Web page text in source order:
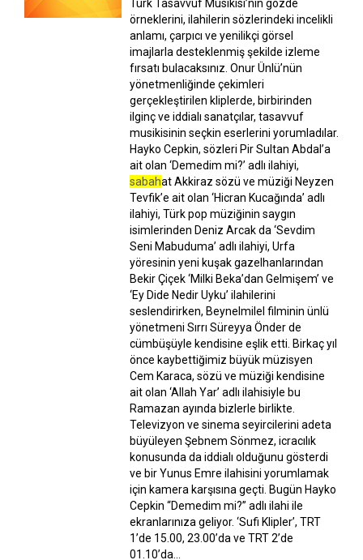
Türk Tasavvuf Musikisi’nin gözde
örneklerini, ilahilerin sözlerindeki incelikli
anlamı, çarpıcı ve yenilikçi görsel
imajlarla desteklenmiş şekilde izleme
fırsatı bulacaksınız. Onur Ünlü’nün
yönetmenliğinde çekimleri
gerçekleştirilen kliplerde, birbirinden
ilginç ve iddialı sanatçılar, tasavvuf
musikisinin seçkin eserlerini yorumladılar.
Hayko Cepkin, sözleri Pir Sultan Abdal’a
ait olan ‘Demedim mi?’ adlı ilahiyi,
sabahat Akkiraz sözü ve müziği Neyzen
Tevfik’e ait olan ‘Hicran Kucağında’ adlı
ilahiyi, Türk pop müziğinin saygın
isimlerinden Deniz Arcak da ‘Sevdim
Seni Mabuduma’ adlı ilahiyi, Urfa
yöresinin yeni kuşak gazelhanlarından
Bekir Çiçek ‘Milki Beka’dan Gelmişem’ ve
‘Ey Dide Nedir Uyku’ ilahilerini
seslendirirken, Beynelmilel filminin ünlü
yönetmeni Sırrı Süreyya Önder de
cümbüşüyle kendisine eşlik etti. Birkaç yıl
önce kaybettiğimiz büyük müzisyen
Cem Karaca, sözü ve müziği kendisine
ait olan ‘Allah Yar’ adlı ilahisiyle bu
Ramazan ayında bizlerle birlikte.
Televizyon ve sinema seyircilerini adeta
büyüleyen Şebnem Sönmez, icracılık
konusunda da iddialı olduğunu gösterdi
ve bir Yunus Emre ilahisini yorumlamak
için kamera karşısına geçti. Bugün Hayko
Cepkin “Demedim mi?” adlı ilahi ile
ekranlarınıza geliyor. ‘Sufi Klipler’, TRT
1’de 15.00, 23.00’da ve TRT 2’de
01.10’da…